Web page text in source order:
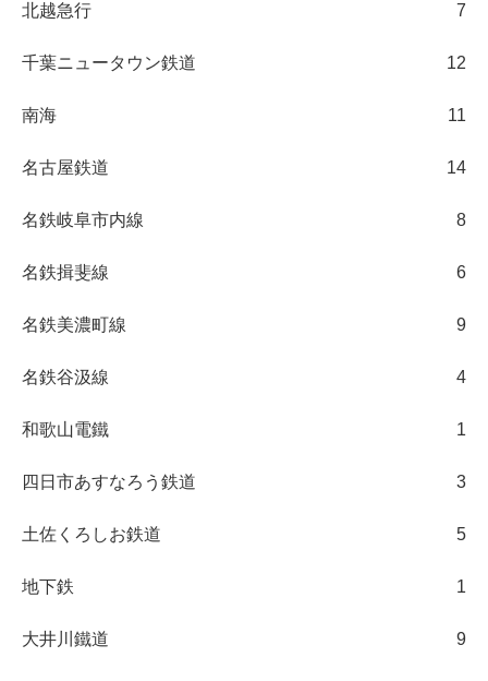
北越急行 7
千葉ニュータウン鉄道 12
南海 11
名古屋鉄道 14
名鉄岐阜市内線 8
名鉄揖斐線 6
名鉄美濃町線 9
名鉄谷汲線 4
和歌山電鐵 1
四日市あすなろう鉄道 3
土佐くろしお鉄道 5
地下鉄 1
大井川鐵道 9